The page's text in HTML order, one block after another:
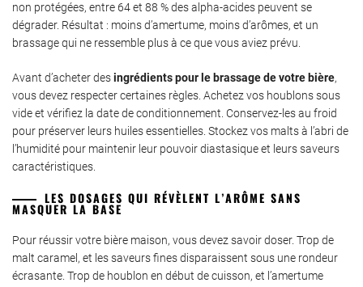
non protégées, entre 64 et 88 % des alpha-acides peuvent se
dégrader. Résultat : moins d’amertume, moins d’arômes, et un
brassage qui ne ressemble plus à ce que vous aviez prévu.
Avant d’acheter desingrédients pour le brassage de votre bière,
vous devez respecter certaines règles. Achetez vos houblons sous
vide et vérifiez la date de conditionnement. Conservez-les au froid
pour préserver leurs huiles essentielles. Stockez vos malts à l’abri de
l’humidité pour maintenir leur pouvoir diastasique et leurs saveurs
caractéristiques.
LES DOSAGES QUI RÉVÈLENT L’ARÔME SANS
MASQUER LA BASE
Pour réussir votre bière maison, vous devez savoir doser. Trop de
malt caramel, et les saveurs fines disparaissent sous une rondeur
écrasante. Trop de houblon en début de cuisson, et l’amertume